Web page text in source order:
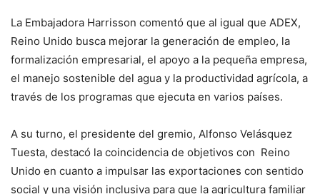
La Embajadora Harrisson comentó que al igual que ADEX,
Reino Unido busca mejorar la generación de empleo, la
formalización empresarial, el apoyo a la pequeña empresa,
el manejo sostenible del agua y la productividad agrícola, a
través de los programas que ejecuta en varios países.
A su turno, el presidente del gremio, Alfonso Velásquez
Tuesta, destacó la coincidencia de objetivos con Reino
Unido en cuanto a impulsar las exportaciones con sentido
social y una visión inclusiva para que la agricultura familiar